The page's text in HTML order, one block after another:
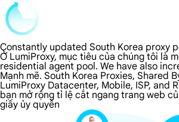
Constantly updated South Korea proxy
Ở LumiProxy, mục tiêu của chúng tôi là
residential agent pool. We have also
Mạnh mẽ. South Korea Proxies, Shared
LumiProxy Datacenter, Mobile, ISP, and
bạn mở rộng tỉ lệ cắt ngang trang web
giấy ủy quyền